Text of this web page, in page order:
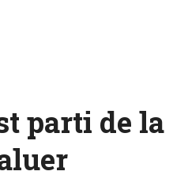
parti de la